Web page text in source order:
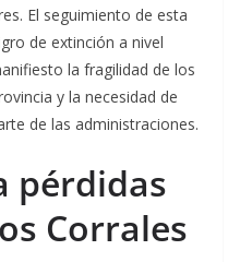
El seguimiento de esta
de extinción a nivel
la fragilidad de los
y la necesidad de
de las administraciones.
pérdidas
Corrales